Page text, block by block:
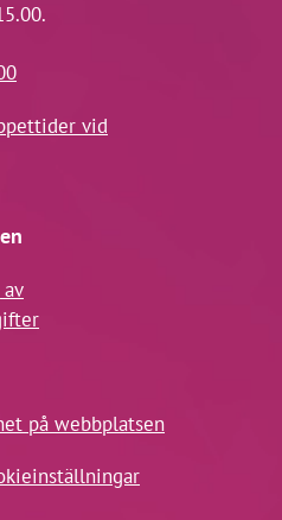
vid
på webbplatsen